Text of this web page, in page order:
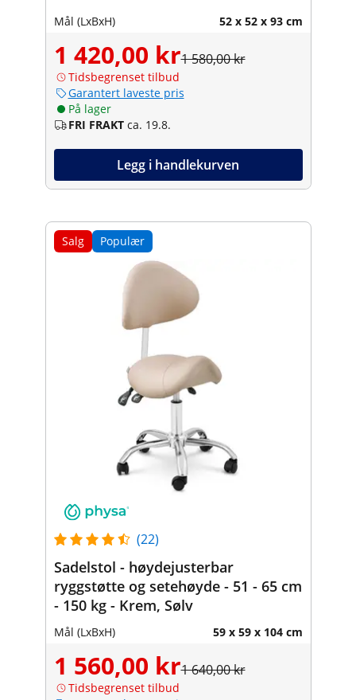
Mål (LxBxH) 52 x 52 x 93 cm
1 420,00 kr1 580,00 kr
Tidsbegrenset tilbud
Garantert laveste pris
På lager
FRI FRAKT ca. 19.8.
Legg i handlekurven
Salg Populær
(22)
Sadelstol - høydejusterbar
ryggstøtte og setehøyde - 51 - 65 cm
- 150 kg - Krem, Sølv
Mål (LxBxH) 59 x 59 x 104 cm
1 560,00 kr1 640,00 kr
Tidsbegrenset tilbud